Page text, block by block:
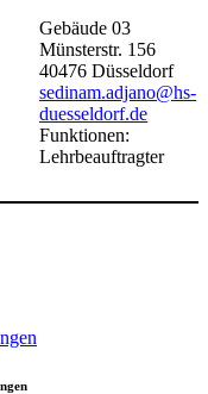
Gebäude03
Münsterstr. 156
40476Düsseldorf
sedinam.adjano@hs-
duesseldorf.de
Funktionen:
Lehrbeauftragter